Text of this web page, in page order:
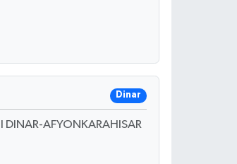
Dinar
DINAR-AFYONKARAHISAR